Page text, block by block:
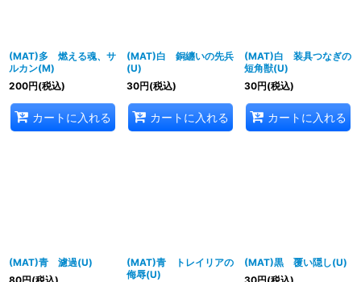
(MAT)多 燃える魂、サ
ルカン(M)
200円(税込)
カートに入れる
(MAT)白 銅纏いの先兵
(U)
30円(税込)
カートに入れる
(MAT)白 装具つなぎの
短角獣(U)
30円(税込)
カートに入れる
(MAT)青 濾過(U)
(MAT)青 トレイリアの
侮辱(U)
(MAT)黒 覆い隠し(U)